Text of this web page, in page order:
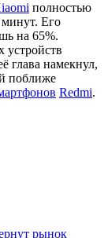
полностью
минут. Его
на 65%.
устройств
глава намекнул,
поближе
Redmi.
рынок